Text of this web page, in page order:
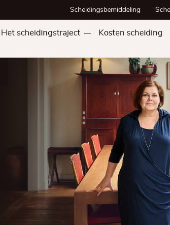
Scheidingsbemiddeling
Het scheidingstraject Kosten scheiding